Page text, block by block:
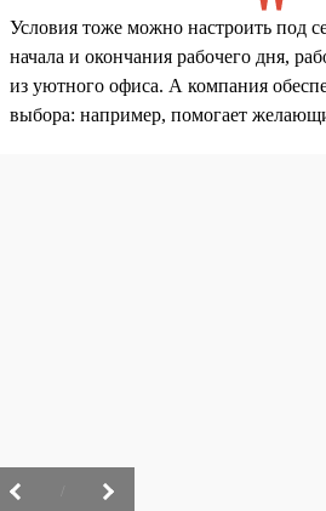
Условия тоже можно настроить под
начала и окончания рабочего дня,
из уютного офиса. А компания
выбора: например, помогает